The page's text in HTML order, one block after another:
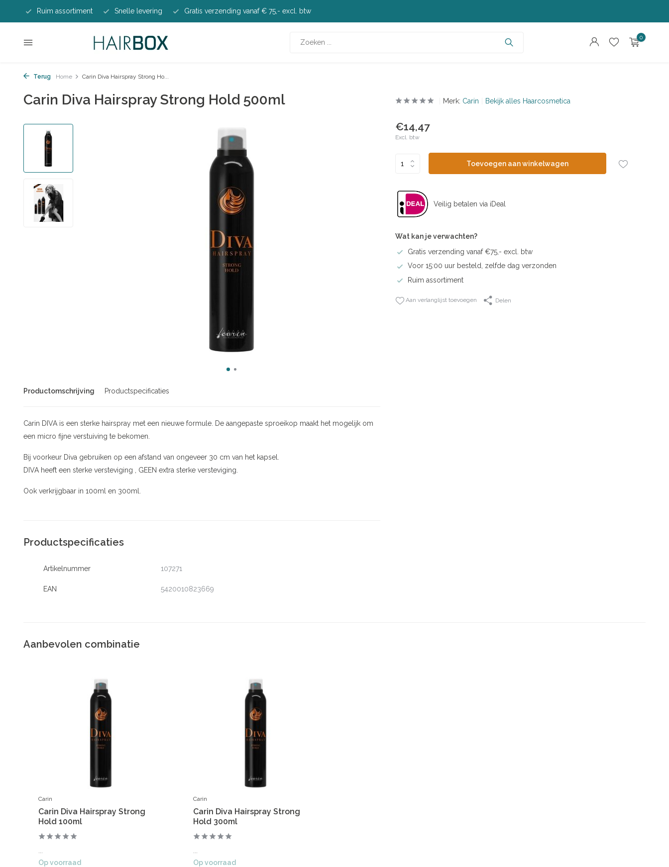
Ruim assortiment Snelle levering Gratis verzending vanaf € 75,- excl. btw
0
Terug Home Carin Diva Hairspray Strong Ho...
Carin Diva Hairspray Strong Hold 500ml
Productomschrijving Productspecificaties
Carin DIVA is een sterke hairspray met een nieuwe formule. De aangepaste sproeikop maakt het mogelijk om
een micro fijne verstuiving te bekomen.
Bij voorkeur Diva gebruiken op een afstand van ongeveer 30 cm van het kapsel.
DIVA heeft een sterke versteviging , GEEN extra sterke versteviging.
Ook verkrijgbaar in 100ml en 300ml.
Productspecificaties
Artikelnummer 107271
EAN 5420010823669
Merk: Carin Bekijk alles Haarcosmetica
€14,47
Excl. btw
Toevoegen aan winkelwagen
Veilig betalen via iDeal
Wat kan je verwachten?
Gratis verzending vanaf €75,- excl. btw
Voor 15:00 uur besteld, zelfde dag verzonden
Ruim assortiment
Aan verlanglijst toevoegen Delen
Aanbevolen combinatie
Carin
Carin Diva Hairspray Strong
Hold 100ml
Op voorraad
Carin
Carin Diva Hairspray Strong
Hold 300ml
Op voorraad